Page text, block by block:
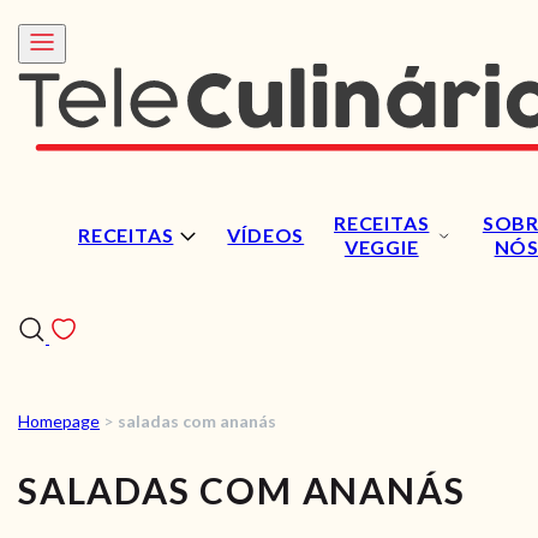
RECEITAS VÍDEOS
RECEITAS
VEGGIE
NÓS
RECEITAS
VÍDEOS
Homepage > saladas com ananás
SALADAS COM ANANÁS